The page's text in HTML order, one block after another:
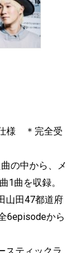
様 ＊完全受
の中から、
メ
1曲を収録。
山田47都道府
6episodeから
スティックラ